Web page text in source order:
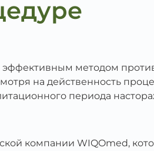
методом
на действенность
периода
компании WIQOmed,